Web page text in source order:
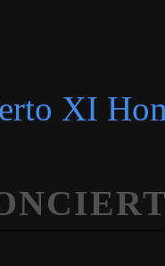
XI